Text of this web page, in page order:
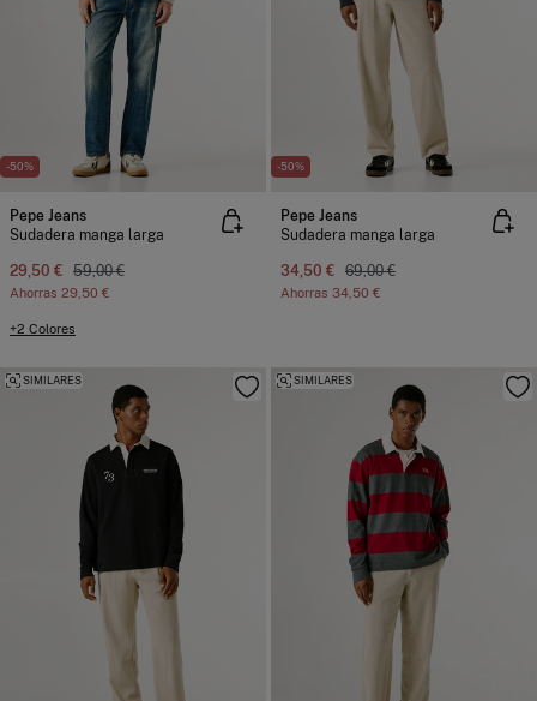
-50%
Pepe Jeans
Sudadera manga larga
29,50 € 59,00 €
Ahorras 29,50 €
+2 Colores
-50%
Pepe Jeans
Sudadera manga larga
34,50 € 69,00 €
Ahorras 34,50 €
SIMILARES SIMILARES